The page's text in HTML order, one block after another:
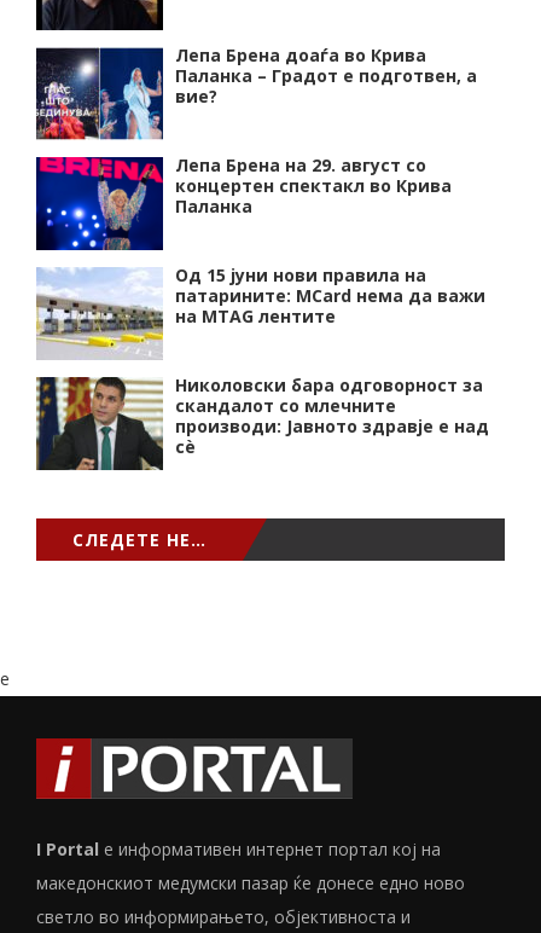
Лепа Брена доаѓа во Крива
Паланка – Градот е подготвен, а
вие?
Лепа Брена на 29. август со
концертен спектакл во Крива
Паланка
Од 15 јуни нови правила на
патарините: MCard нема да важи
на MTAG лентите
Николовски бара одговорност за
скандалот со млечните
производи: Јавното здравје е над
сѐ
СЛЕДЕТЕ НЕ…
e
I Portal е информативен интернет портал кој на
македонскиот медумски пазар ќе донесе едно ново
светло во информирањето, објективноста и